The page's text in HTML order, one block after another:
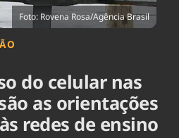
Foto: Rovena Rosa/Agência Brasil
do celular nas
as orientações
redes de ensino